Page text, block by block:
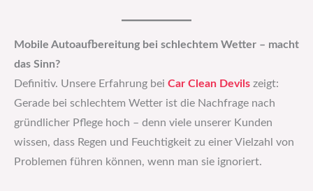
Mobile Autoaufbereitung bei schlechtem Wetter – macht
das Sinn?
Definitiv. Unsere Erfahrung bei Car Clean Devils zeigt:
Gerade bei schlechtem Wetter ist die Nachfrage nach
gründlicher Pflege hoch – denn viele unserer Kunden
wissen, dass Regen und Feuchtigkeit zu einer Vielzahl von
Problemen führen können, wenn man sie ignoriert.